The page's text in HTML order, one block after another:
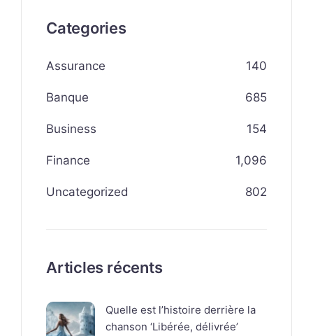
Categories
Assurance 140
Banque 685
Business 154
Finance 1,096
Uncategorized 802
Articles récents
Quelle est l’histoire derrière la
chanson ‘Libérée, délivrée’